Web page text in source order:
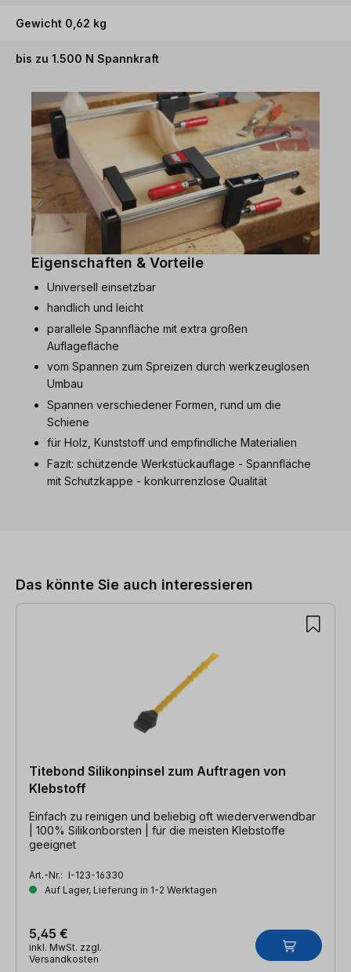
Gewicht 0,62 kg
bis zu 1.500 N Spannkraft
Eigenschaften & Vorteile
Universell einsetzbar
handlich und leicht
parallele Spannfläche mit extra großen
Auflagefläche
vom Spannen zum Spreizen durch werkzeuglosen
Umbau
Spannen verschiedener Formen, rund um die
Schiene
für Holz, Kunststoff und empfindliche Materialien
Fazit: schützende Werkstückauflage - Spannfläche
mit Schutzkappe - konkurrenzlose Qualität
Das könnte Sie auch interessieren
Titebond Silikonpinsel zum Auftragen von
Klebstoff
Einfach zu reinigen und beliebig oft wiederverwendbar
geeignet
Art.-Nr.: I-123-16330
Auf Lager, Lieferung in 1-2 Werktagen
5,45 €
inkl. MwSt. zzgl.
Versandkosten